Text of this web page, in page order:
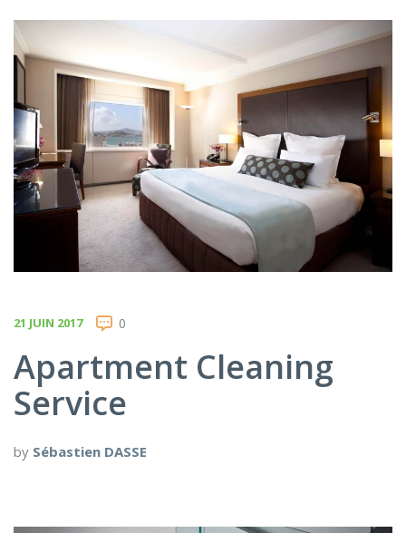
21 JUIN 2017 0
Apartment Cleaning
Service
by Sébastien DASSE